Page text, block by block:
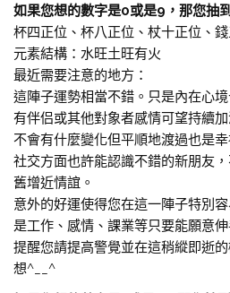
如果您想的數字是0或是9，那您抽
杯四正位、杯八正位、杖十正位、
元素結構：水旺土旺有火
最近需要注意的地方：
這陣子運勢相當不錯。只是內在心
有伴侣或其他對象者感情可望持續
不會有什麼變化但平順地渡過也是
社交方面也許能認識不錯的新朋友
舊增近情誼。
意外的好運使得您在這一陣子特別
是工作、感情、課業等只要能願意
提醒您請提高警覺並在這稍縱即逝
想^__^